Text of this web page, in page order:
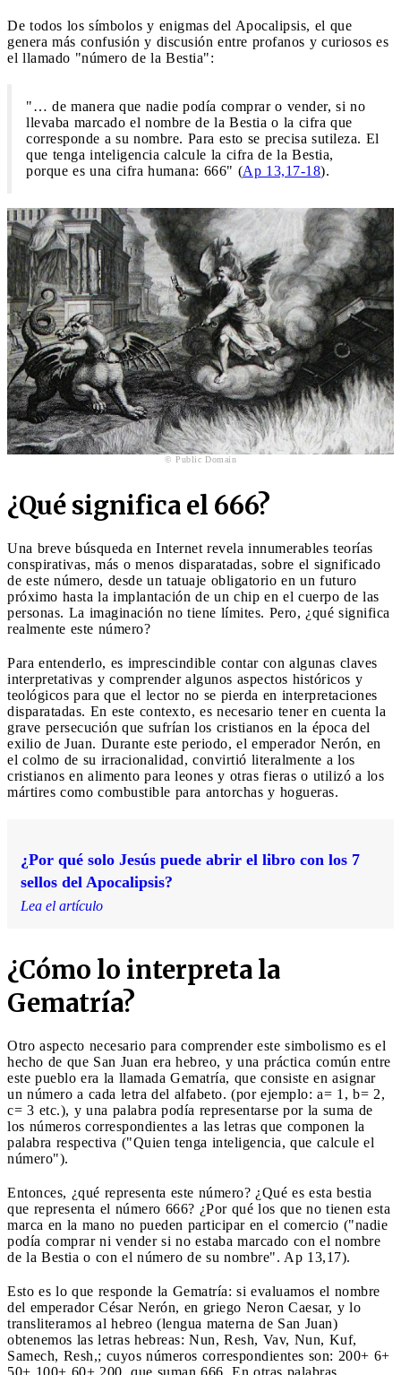
De todos los símbolos y enigmas del Apocalipsis, el que
genera más confusión y discusión entre profanos y curiosos es
el llamado "número de la Bestia":
"… de manera que nadie podía comprar o vender, si no
llevaba marcado el nombre de la Bestia o la cifra que
corresponde a su nombre. Para esto se precisa sutileza. El
que tenga inteligencia calcule la cifra de la Bestia,
porque es una cifra humana: 666" (Ap 13,17-18).
© Public Domain
¿Qué significa el 666?
Una breve búsqueda en Internet revela innumerables teorías
conspirativas, más o menos disparatadas, sobre el significado
de este número, desde un tatuaje obligatorio en un futuro
próximo hasta la implantación de un chip en el cuerpo de las
personas. La imaginación no tiene límites. Pero, ¿qué significa
realmente este número?
Para entenderlo, es imprescindible contar con algunas claves
interpretativas y comprender algunos aspectos históricos y
teológicos para que el lector no se pierda en interpretaciones
disparatadas. En este contexto, es necesario tener en cuenta la
grave persecución que sufrían los cristianos en la época del
exilio de Juan. Durante este periodo, el emperador Nerón, en
el colmo de su irracionalidad, convirtió literalmente a los
cristianos en alimento para leones y otras fieras o utilizó a los
mártires como combustible para antorchas y hogueras.
¿Por qué solo Jesús puede abrir el libro con los 7
sellos del Apocalipsis?
Lea el artículo
¿Cómo lo interpreta la
Gematría?
Otro aspecto necesario para comprender este simbolismo es el
hecho de que San Juan era hebreo, y una práctica común entre
este pueblo era la llamada Gematría, que consiste en asignar
un número a cada letra del alfabeto. (por ejemplo: a= 1, b= 2,
c= 3 etc.), y una palabra podía representarse por la suma de
los números correspondientes a las letras que componen la
palabra respectiva ("Quien tenga inteligencia, que calcule el
número").
Entonces, ¿qué representa este número? ¿Qué es esta bestia
que representa el número 666? ¿Por qué los que no tienen esta
marca en la mano no pueden participar en el comercio ("nadie
podía comprar ni vender si no estaba marcado con el nombre
de la Bestia o con el número de su nombre". Ap 13,17).
Esto es lo que responde la Gematría: si evaluamos el nombre
del emperador César Nerón, en griego Neron Caesar, y lo
transliteramos al hebreo (lengua materna de San Juan)
obtenemos las letras hebreas: Nun, Resh, Vav, Nun, Kuf,
Samech, Resh,; cuyos números correspondientes son: 200+ 6+
50+ 100+ 60+ 200, que suman 666. En otras palabras,